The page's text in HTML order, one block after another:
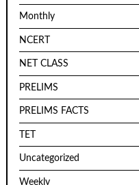
Monthly
NCERT
NET CLASS
PRELIMS
PRELIMS FACTS
TET
Uncategorized
Weekly